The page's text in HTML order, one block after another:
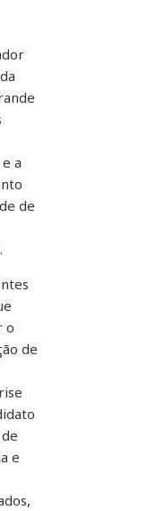
a
de
o
de
e